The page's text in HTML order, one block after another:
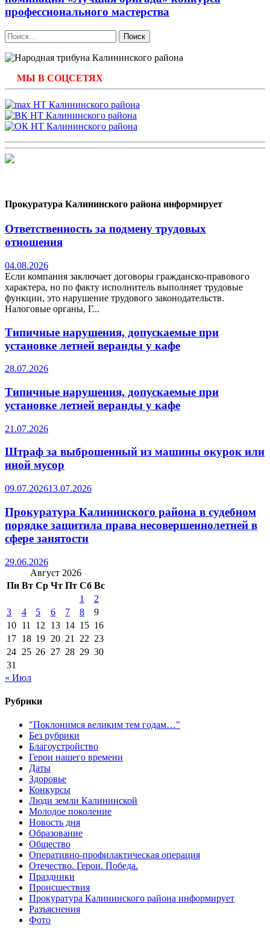
профессионального мастерства
Найти:
МЫ В СОЦСЕТЯХ
Прокуратура Калининского района информирует
Ответственность за подмену трудовых
отношения
04.08.2026
Если компания заключает договоры гражданско-правового
характера, но по факту исполнитель выполняет трудовые
функции, это нарушение трудового законодательств.
Налоговые органы, Г...
Типичные нарушения, допускаемые при
установке летней веранды у кафе
28.07.2026
Типичные нарушения, допускаемые при
установке летней веранды у кафе
21.07.2026
Штраф за выброшенный из машины окурок или
иной мусор
09.07.202613.07.2026
Прокуратура Калининского района в судебном
порядке защитила права несовершеннолетней в
сфере занятости
29.06.2026
Август 2026
Пн Вт Ср Чт Пт Сб Вс
1
2
3
4 5 6 7 8
9
10 11 12 13 14 15 16
17 18 19 20 21 22 23
24 25 26 27 28 29 30
31
« Июл
Рубрики
"Поклонимся великим тем годам…"
Без рубрики
Благоустройство
Герои нашего времени
Даты
Здоровье
Конкурсы
Люди земли Калининской
Молодое поколение
Новость дня
Образование
Общество
Оперативно-профилактическая операция
Отечество. Герои. Победа.
Праздники
Происшествия
Прокуратура Калининского района информирует
Разъяснения
Фото